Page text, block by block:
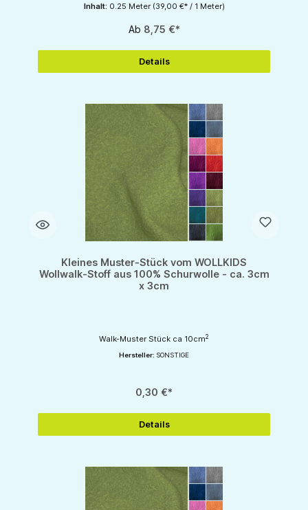
Inhalt: 0.25 Meter (39,00 €* / 1 Meter)
Ab 8,75 €*
Details
Kleines Muster-Stück vom WOLLKIDS
Wollwalk-Stoff aus 100% Schurwolle - ca. 3cm
x 3cm
Walk-Muster Stück ca 10cm2
Hersteller: SONSTIGE
0,30 €*
Details